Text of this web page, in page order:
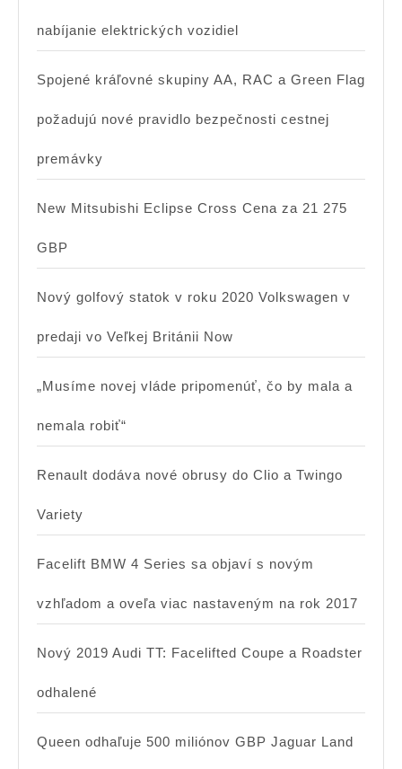
nabíjanie elektrických vozidiel
Spojené kráľovné skupiny AA, RAC a Green Flag
požadujú nové pravidlo bezpečnosti cestnej
premávky
New Mitsubishi Eclipse Cross Cena za 21 275
GBP
Nový golfový statok v roku 2020 Volkswagen v
predaji vo Veľkej Británii Now
„Musíme novej vláde pripomenúť, čo by mala a
nemala robiť“
Renault dodáva nové obrusy do Clio a Twingo
Variety
Facelift BMW 4 Series sa objaví s novým
vzhľadom a oveľa viac nastaveným na rok 2017
Nový 2019 Audi TT: Facelifted Coupe a Roadster
odhalené
Queen odhaľuje 500 miliónov GBP Jaguar Land